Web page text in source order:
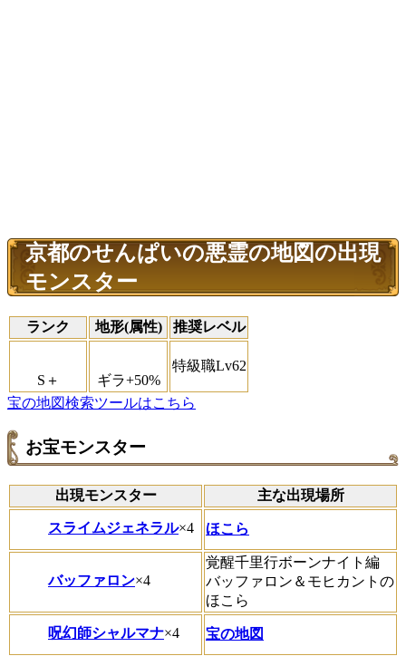
京都のせんぱいの悪霊の地図の出現
モンスター
ランク 地形(属性) 推奨レベル
S＋ ギラ+50%
特級職Lv62
宝の地図検索ツールはこちら
お宝モンスター
出現モンスター 主な出現場所
スライムジェネラル×4 ほこら
バッファロン×4
覚醒千里行ボーンナイト編
バッファロン＆モヒカントの
ほこら
呪幻師シャルマナ×4 宝の地図